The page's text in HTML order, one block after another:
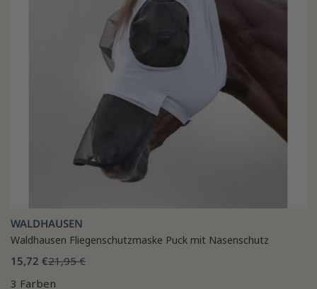
WALDHAUSEN
Waldhausen Fliegenschutzmaske Puck mit Nasenschutz
15,72 €21,95 €
3 Farben